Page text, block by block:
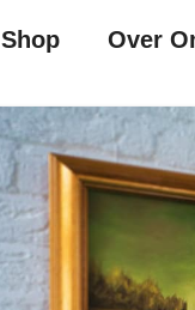
Shop Over